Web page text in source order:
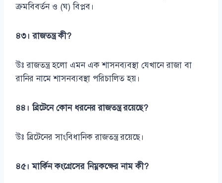
ক্রমবিবর্তন ও (ঘ) বিপ্লব।
৪৩। রাজতন্ত্র কী?
উঃ রাজতন্ত্র হলো এমন এক শাসনব্যবস্থা যেখানে রাজা বা
রানির নামে শাসনব্যবস্থা পরিচালিত হয়।
৪৪। ব্রিটেনে কোন ধরনের রাজতন্ত্র রয়েছে?
উঃ ব্রিটেনের সাংবিধানিক রাজতন্ত্র রয়েছে।
৪৫। মার্কিন কংগ্রেসের নিম্নকক্ষের নাম কী?